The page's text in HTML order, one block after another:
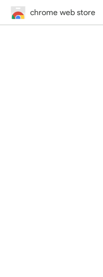
chrome web store